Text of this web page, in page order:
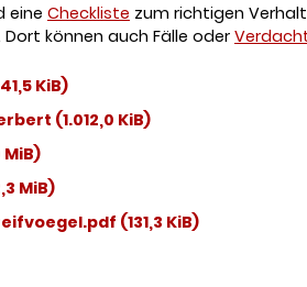
eine Checkliste zum richtigen
können auch Fälle oder
KiB)
(1.012,0 KiB)
MiB)
MiB)
(131,3 KiB)